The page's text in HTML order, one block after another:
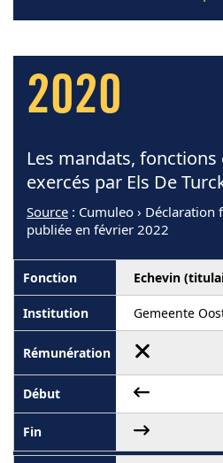
2020
Les mandats,
exercés par Els De
Source : Cumuleo › Déclaration
publiée en février 2022
Echevin
Gemeente